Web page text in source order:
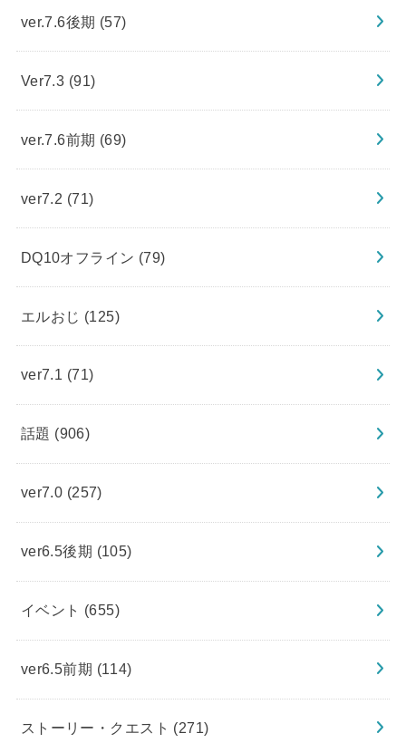
ver.7.6後期 (57)
Ver7.3 (91)
ver.7.6前期 (69)
ver7.2 (71)
DQ10オフライン (79)
エルおじ (125)
ver7.1 (71)
話題 (906)
ver7.0 (257)
ver6.5後期 (105)
イベント (655)
ver6.5前期 (114)
ストーリー・クエスト (271)